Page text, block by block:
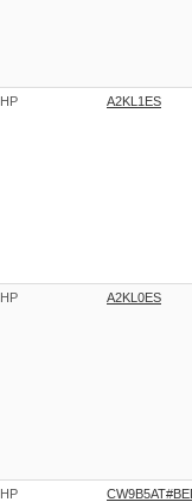
HP A2KL1ES
HP A2KL0ES
HP